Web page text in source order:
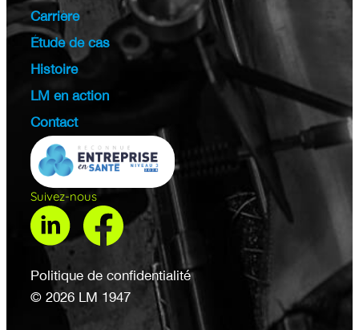
Carrière
Étude de cas
Histoire
LM en action
Contact
Suivez-nous
Politique de confidentialité
© 2026 LM 1947